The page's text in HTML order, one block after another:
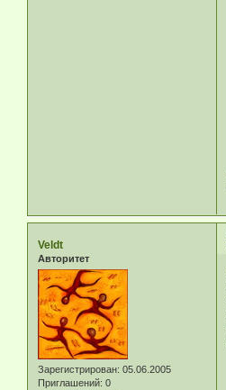
Veldt
Авторитет
Зарегистрирован: 05.06.2005
Приглашений: 0